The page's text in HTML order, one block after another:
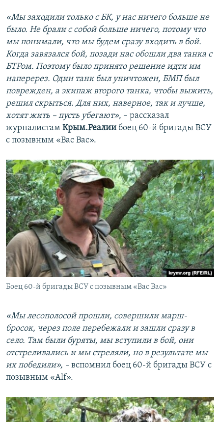
«Мы заходили только с БК, у нас ничего больше не
было. Не брали с собой больше ничего, потому что
мы понимали, что мы будем сразу входить в бой.
Когда завязался бой, позади нас обошли два танка с
БТРом. Поэтому было принято решение идти им
наперерез. Один танк был уничтожен, БМП был
поврежден, а экипаж второго танка, чтобы выжить,
решил скрыться. Для них, наверное, так и лучше,
хотят жить – пусть убегают», – рассказал
журналистам Крым.Реалии боец 60-й бригады ВСУ
с позывным «Вас Вас».
Боец 60-й бригады ВСУ с позывным «Вас Вас»
«Мы лесополосой прошли, совершили марш-
бросок, через поле перебежали и зашли сразу в
село. Там были буряты, мы вступили в бой, они
отстреливались и мы стреляли, но в результате мы
их победили», – вспомнил боец 60-й бригады ВСУ с
позывным «Alf».